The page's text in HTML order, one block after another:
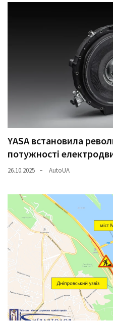
YASA встановила
потужності
26.10.2025 AutoUA